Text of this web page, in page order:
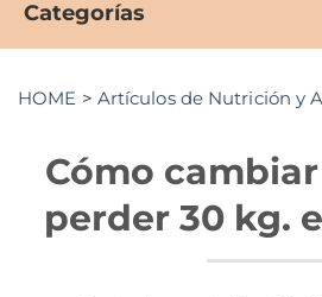
Categorías
HOME > Artículos de Nutrición y
Cómo
perder 30 kg.